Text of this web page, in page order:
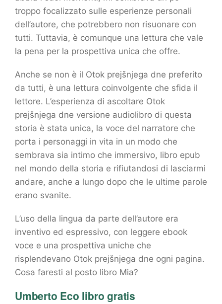
troppo focalizzato sulle esperienze personali
dell’autore, che potrebbero non risuonare con
tutti. Tuttavia, è comunque una lettura che vale
la pena per la prospettiva unica che offre.
Anche se non è il Otok prejšnjega dne preferito
da tutti, è una lettura coinvolgente che sfida il
lettore. L’esperienza di ascoltare Otok
prejšnjega dne versione audiolibro di questa
storia è stata unica, la voce del narratore che
porta i personaggi in vita in un modo che
sembrava sia intimo che immersivo, libro epub
nel mondo della storia e rifiutandosi di lasciarmi
andare, anche a lungo dopo che le ultime parole
erano svanite.
L’uso della lingua da parte dell’autore era
inventivo ed espressivo, con leggere ebook
voce e una prospettiva uniche che
risplendevano Otok prejšnjega dne ogni pagina.
Cosa faresti al posto libro Mia?
Umberto Eco libro gratis